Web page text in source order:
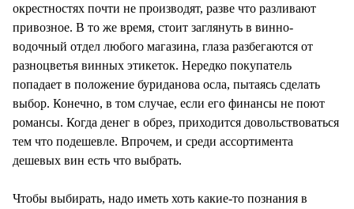
окрестностях почти не производят, разве что разливают
привозное. В то же время, стоит заглянуть в винно-
водочный отдел любого магазина, глаза разбегаются от
разноцветья винных этикеток. Нередко покупатель
попадает в положение буриданова осла, пытаясь сделать
выбор. Конечно, в том случае, если его финансы не поют
романсы. Когда денег в обрез, приходится довольствоваться
тем что подешевле. Впрочем, и среди ассортимента
дешевых вин есть что выбрать.
Чтобы выбирать, надо иметь хоть какие-то познания в